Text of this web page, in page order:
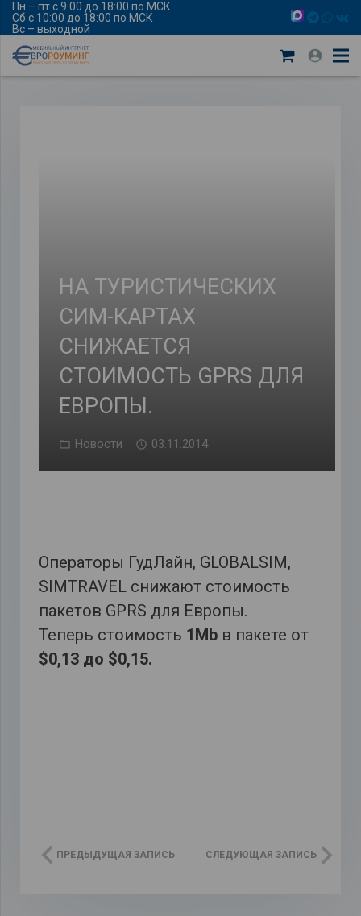
Пн – пт с 9:00 до 18:00 по МСК
Сб с 10:00 до 18:00 по МСК
Вс – выходной
НА ТУРИСТИЧЕСКИХ
СИМ-КАРТАХ
СНИЖАЕТСЯ
СТОИМОСТЬ GPRS ДЛЯ
ЕВРОПЫ.
Новости 03.11.2014
Операторы ГудЛайн, GLOBALSIM,
SIMTRAVEL снижают стоимость
пакетов GPRS для Европы.
Теперь стоимость 1Mbв пакете от
$0,13 до $0,15.
ПРЕДЫДУЩАЯ ЗАПИСЬ СЛЕДУЮЩАЯ ЗАПИСЬ